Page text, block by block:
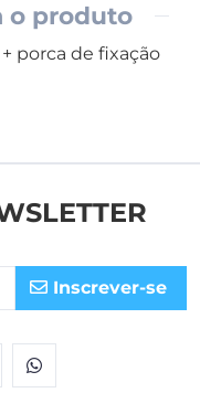
o produto
porca de fixação
Inscrever-se